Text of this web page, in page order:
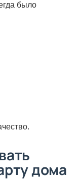
было
дома